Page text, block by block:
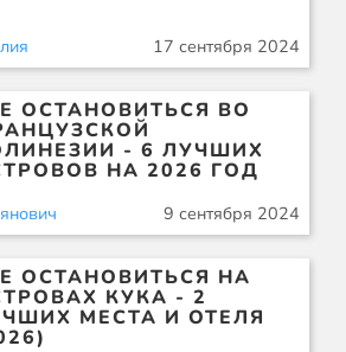
17 сентября 2024
ОСТАНОВИТЬСЯ ВО
- 6 ЛУЧШИХ
НА 2026 ГОД
9 сентября 2024
ОСТАНОВИТЬСЯ НА
КУКА - 2
МЕСТА И ОТЕЛЯ